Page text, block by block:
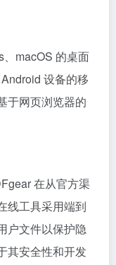
macOS 的桌面
设备的移
于网页浏览器的
在从官方渠
线工具采用端到
户文件以保护隐
其安全性和开发